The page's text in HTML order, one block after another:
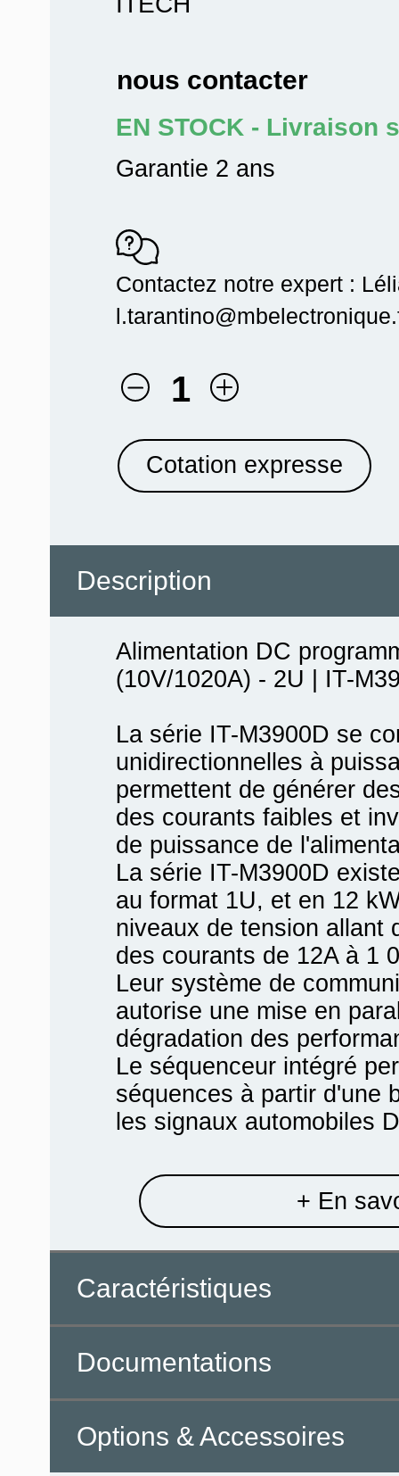
nous contacter
EN STOCK - Livraison
Garantie 2 ans
Contactez notre expert :
1
Cotation expresse
Description
Alimentation DC
(10V/1020A) - 2U | IT-
La série IT-M3900D se
unidirectionnelles à
permettent de générer
des courants faibles et
de puissance de
La série IT-M3900D
au format 1U, et en 12
niveaux de tension allant
des courants de 12A à 1
Leur système de
autorise une mise en
dégradation des
Le séquenceur intégré
séquences à partir d'une
les signaux automobiles
+ En
Caractéristiques
Documentations
Options & Accessoires